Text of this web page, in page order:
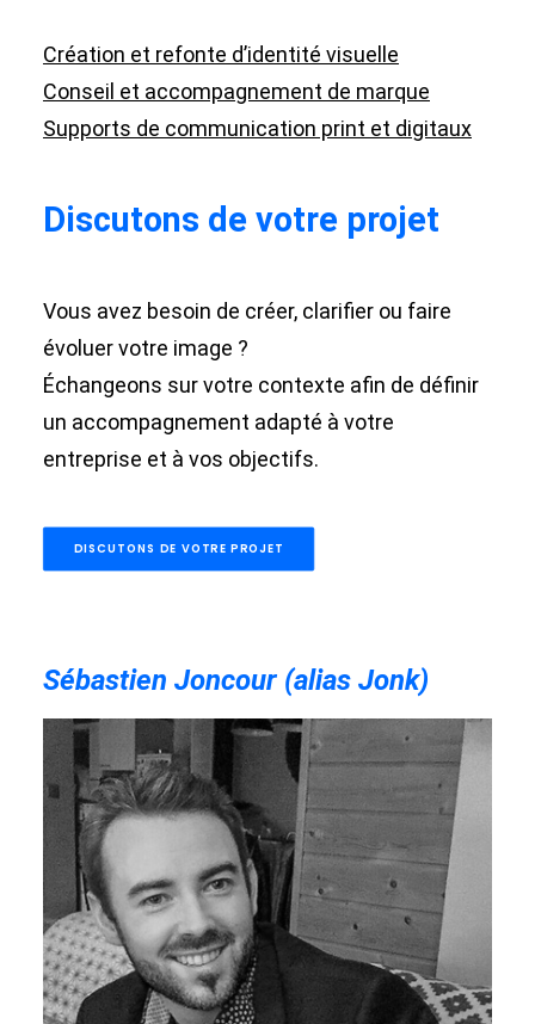
Création et refonte d’identité visuelle
Conseil et accompagnement de marque
Supports de communication print et digitaux
Discutons de votre projet
Vous avez besoin de créer, clarifier ou faire
évoluer votre image ?
Échangeons sur votre contexte afin de définir
un accompagnement adapté à votre
entreprise et à vos objectifs.
DISCUTONS DE VOTRE PROJET
Sébastien Joncour (alias Jonk)